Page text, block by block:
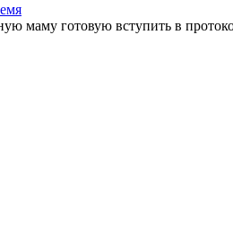
маму готовую вступить в